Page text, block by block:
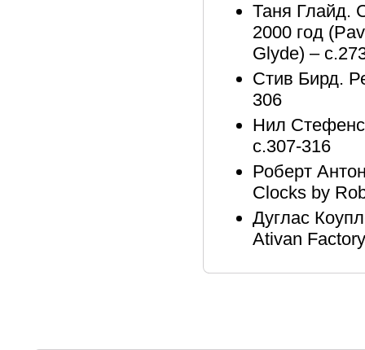
Таня Глайд.
2000 год
Glyde) –
Стив Бирд.
306
Нил
с.307-316
Роберт
Clocks by
Дуглас
Ativan